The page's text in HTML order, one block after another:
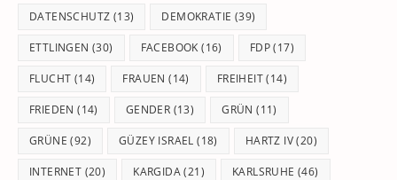
DATENSCHUTZ (13) DEMOKRATIE (39)
ETTLINGEN (30) FACEBOOK (16) FDP(17)
FLUCHT (14) FRAUEN (14) FREIHEIT(14)
FRIEDEN (14) GENDER (13) GRÜN (11)
GRÜNE (92) GÜZEY ISRAEL (18) HARTZ IV(20)
INTERNET (20) KARGIDA(21) KARLSRUHE (46)